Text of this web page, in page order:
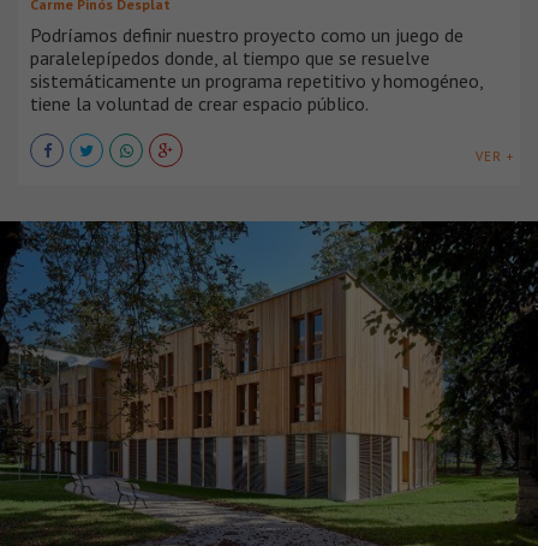
Carme Pinós Desplat
Podríamos definir nuestro proyecto como un juego de
paralelepípedos donde, al tiempo que se resuelve
sistemáticamente un programa repetitivo y homogéneo,
tiene la voluntad de crear espacio público.
VER +